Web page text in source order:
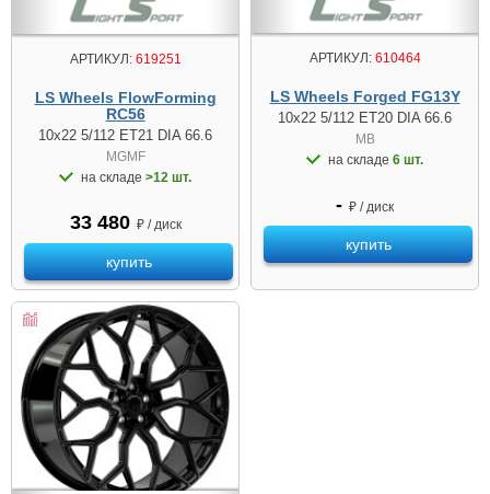
АРТИКУЛ:619251
LS Wheels FlowForming
RC56
10x22 5/112 ET21 DIA 66.6
MGMF
на складе >12 шт.
33 480 ₽ / диск
купить
АРТИКУЛ:610464
LS Wheels Forged FG13Y
10x22 5/112 ET20 DIA 66.6
MB
на складе 6 шт.
- ₽ / диск
купить